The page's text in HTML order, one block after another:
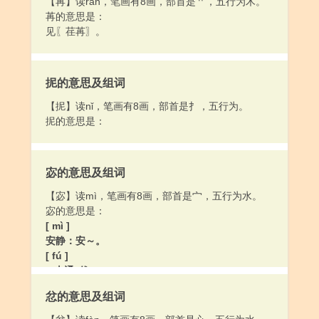
苒的意思是：
见〖荏苒〗。
抳的意思及组词
【抳】读nǐ，笔画有8画，部首是扌，五行为。
抳的意思是：
宓的意思及组词
【宓】读mì，笔画有8画，部首是宀，五行为水。
宓的意思是：
[ mì ]
安静：安～。
[ fú ]
1.古通“伏”。
忿的意思及组词